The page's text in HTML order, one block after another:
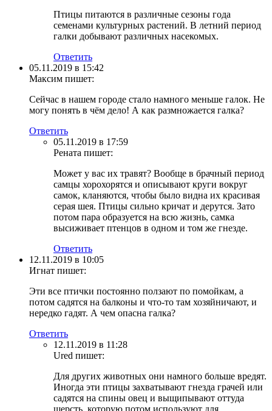
Птицы питаются в различные сезоны года
семенами культурных растений. В летний период
галки добывают различных насекомых.
Ответить
05.11.2019 в 15:42
Максим пишет:
Сейчас в нашем городе стало намного меньше галок. Не
могу понять в чём дело! А как размножается галка?
Ответить
05.11.2019 в 17:59
Рената пишет:
Может у вас их травят? Вообще в брачный период
самцы хорохорятся и описывают круги вокруг
самок, кланяются, чтобы было видна их красивая
серая шея. Птицы сильно кричат и дерутся. Зато
потом пара образуется на всю жизнь, самка
высиживает птенцов в одном и том же гнезде.
Ответить
12.11.2019 в 10:05
Игнат пишет:
Эти все птички постоянно ползают по помойкам, а
потом садятся на балконы и что-то там хозяйничают, и
нередко гадят. А чем опасна галка?
Ответить
12.11.2019 в 11:28
Ured пишет:
Для других животных они намного больше вредят.
Иногда эти птицы захватывают гнезда грачей или
садятся на спины овец и выщипывают оттуда